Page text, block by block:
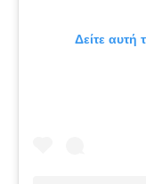
Δείτε